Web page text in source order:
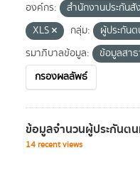
องค์กร: สำนักงานประกันสั
XLS
กลุ่ม: ผู้ประกัน
รมาภิบาลข้อมูล:
ข้อมูลสา
กรองผลลัพธ์
ข้อมูลจำนวนผู้ประกันต
14 recent views